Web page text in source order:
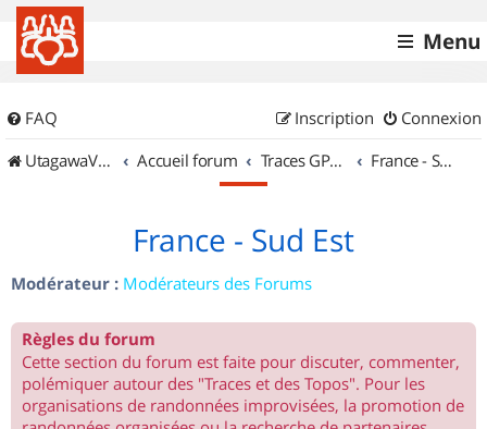
Menu
FAQ Connexion
Inscription
UtagawaVTT (Randos VTT et VTTAE avec traces GPS)
Accueil forum Traces GPS de randos VTT France - Sud Est
France - Sud Est
Modérateur : Modérateurs des Forums
Règles du forum
Cette section du forum est faite pour discuter, commenter,
polémiquer autour des "Traces et des Topos". Pour les
organisations de randonnées improvisées, la promotion de